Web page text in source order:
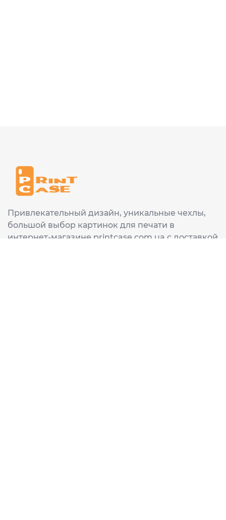
Привлекательный дизайн, уникальные чехлы,
большой выбор картинок для печати в
интернет-магазине printcase.com.ua с доставкой